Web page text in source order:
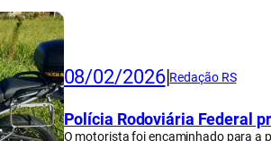
08/02/2026|Redação RS
Polícia Rodoviária Federal
O motorista foi encaminhado para a